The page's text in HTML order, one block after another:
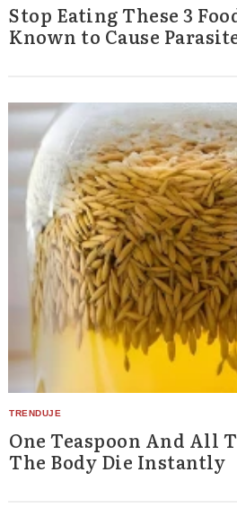
Stop Eating These 3
Known to Cause
One Teaspoon And All
The Body Die Instantly